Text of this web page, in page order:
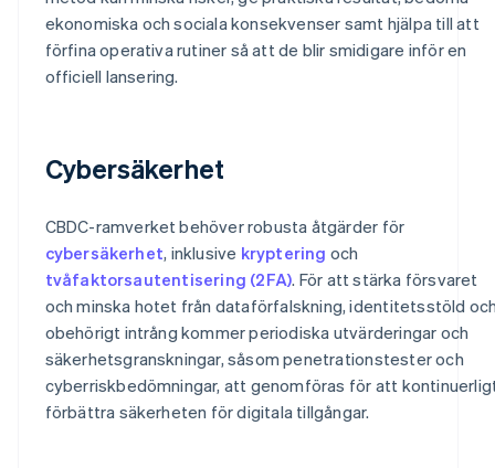
ekonomiska och sociala konsekvenser samt hjälpa till att
förfina operativa rutiner så att de blir smidigare inför en
officiell lansering.
Cybersäkerhet
CBDC-ramverket behöver robusta åtgärder för
cybersäkerhet, inklusive kryptering och
tvåfaktorsautentisering (2FA). För att stärka försvaret
och minska hotet från dataförfalskning, identitetsstöld
obehörigt intrång kommer periodiska utvärderingar och
säkerhetsgranskningar, såsom penetrationstester och
cyberriskbedömningar, att genomföras för att
förbättra säkerheten för digitala tillgångar.